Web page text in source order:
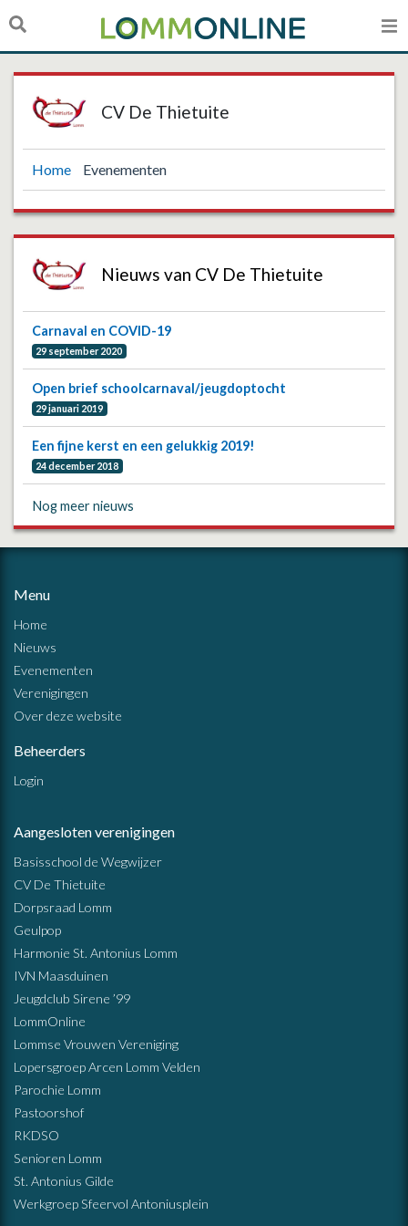
CV De Thietuite
Home Evenementen
Nieuws van CV De Thietuite
Carnaval en COVID-19
29 september 2020
Open brief schoolcarnaval/jeugdoptocht
29 januari 2019
Een fijne kerst en een gelukkig 2019!
24 december 2018
Nog meer nieuws
Menu
Home
Nieuws
Evenementen
Verenigingen
Over deze website
Beheerders
Login
Aangesloten verenigingen
Basisschool de Wegwijzer
CV De Thietuite
Dorpsraad Lomm
Geulpop
Harmonie St. Antonius Lomm
IVN Maasduinen
Jeugdclub Sirene ’99
LommOnline
Lommse Vrouwen Vereniging
Lopersgroep Arcen Lomm Velden
Parochie Lomm
Pastoorshof
RKDSO
Senioren Lomm
St. Antonius Gilde
Werkgroep Sfeervol Antoniusplein